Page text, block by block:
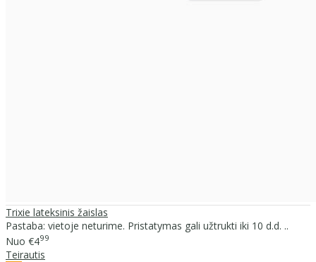
Trixie lateksinis žaislas
Pastaba: vietoje neturime. Pristatymas gali užtrukti iki 10 d.d. ..
Nuo €499
Teirautis